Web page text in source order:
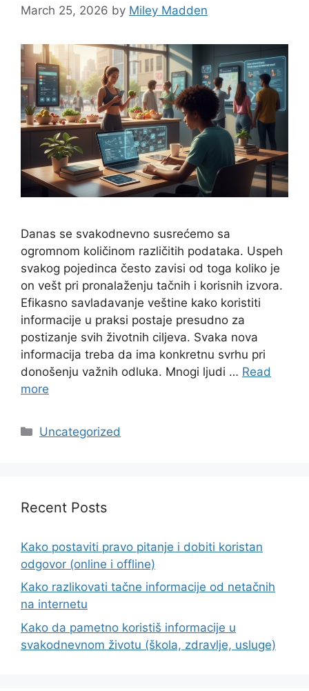
March 25, 2026 by Miley Madden
Danas se svakodnevno susrećemo sa
ogromnom količinom različitih podataka. Uspeh
svakog pojedinca često zavisi od toga koliko je
on vešt pri pronalaženju tačnih i korisnih izvora.
Efikasno savladavanje veštine kako koristiti
informacije u praksi postaje presudno za
postizanje svih životnih ciljeva. Svaka nova
informacija treba da ima konkretnu svrhu pri
donošenju važnih odluka. Mnogi ljudi … Read
more
Categories
Uncategorized
Recent Posts
Kako postaviti pravo pitanje i dobiti koristan
odgovor (online i offline)
Kako razlikovati tačne informacije od netačnih
na internetu
Kako da pametno koristiš informacije u
svakodnevnom životu (škola, zdravlje, usluge)